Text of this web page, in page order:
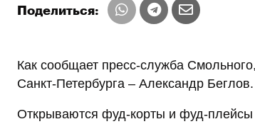
Поделиться:
Как сообщает пресс-служба
Санкт-Петербурга – Александр Беглов.
Открываются фуд-корты и фуд-плейсы